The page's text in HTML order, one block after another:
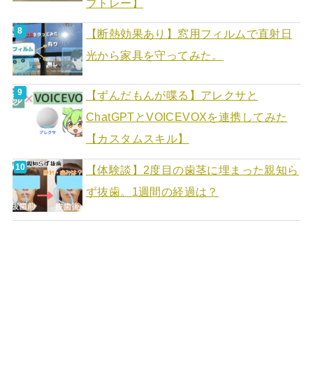
ブトレー】
【断熱効果あり】窓用フィルムで直射日
光から家具を守ってみた。
【ずんだもんが喋る】アレクサと
ChatGPTとVOICEVOXを連携してみた
【カスタムスキル】
【体験談】2度目の歯茎に埋まった親知ら
ず抜歯。1週間の経過は？